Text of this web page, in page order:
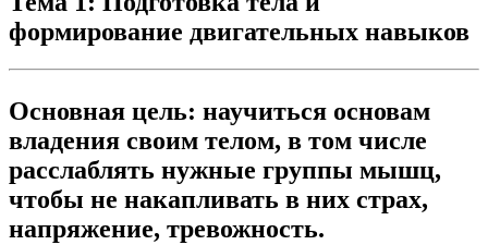
формирование двигательных навыков
Основная цель: научиться основам
владения своим телом, в том числе
расслаблять нужные группы мышц,
чтобы не накапливать в них страх,
напряжение, тревожность.